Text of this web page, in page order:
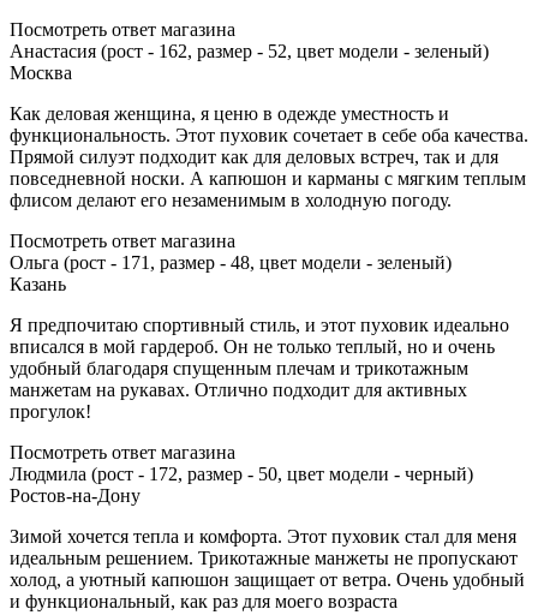
Посмотреть ответ магазина
Анастасия (рост - 162, размер - 52, цвет модели - зеленый)
Москва
Как деловая женщина, я ценю в одежде уместность и
функциональность. Этот пуховик сочетает в себе оба качества.
Прямой силуэт подходит как для деловых встреч, так и для
повседневной носки. А капюшон и карманы с мягким теплым
флисом делают его незаменимым в холодную погоду.
Посмотреть ответ магазина
Ольга (рост - 171, размер - 48, цвет модели - зеленый)
Казань
Я предпочитаю спортивный стиль, и этот пуховик идеально
вписался в мой гардероб. Он не только теплый, но и очень
удобный благодаря спущенным плечам и трикотажным
манжетам на рукавах. Отлично подходит для активных
прогулок!
Посмотреть ответ магазина
Людмила (рост - 172, размер - 50, цвет модели - черный)
Ростов-на-Дону
Зимой хочется тепла и комфорта. Этот пуховик стал для меня
идеальным решением. Трикотажные манжеты не пропускают
холод, а уютный капюшон защищает от ветра. Очень удобный
и функциональный, как раз для моего возраста